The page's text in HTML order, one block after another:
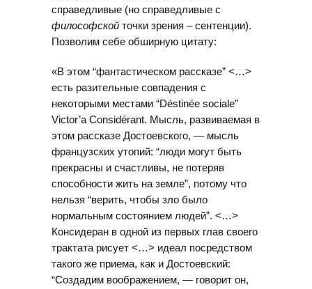
справедливые (но справедливые с
философской точки зрения – сентенции).
Позволим себе обширную цитату:
«В этом “фантастическом рассказе” <…>
есть разительные совпадения с
некоторыми местами “Déstinée sociale”
Victor’a Considérant. Мысль, развиваемая в
этом рассказе Достоевского, — мысль
французских утопий: “люди могут быть
прекрасны и счастливы, не потеряв
способности жить на земле”, потому что
нельзя “верить, чтобы зло было
нормальным состоянием людей”. <…>
Консидеран в одной из первых глав своего
трактата рисует <…> идеал посредством
такого же приема, как и Достоевский:
“Создадим воображением, — говорит он,